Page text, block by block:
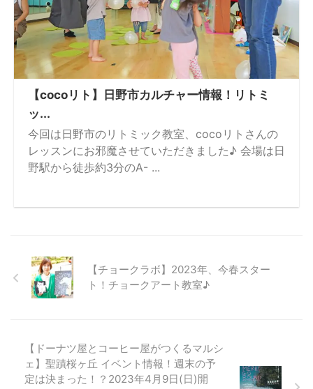
【cocoリト】日野市カルチャー情報！リトミ
ッ...
今回は日野市のリトミック教室、cocoリトさんの
レッスンにお邪魔させていただきました♪ 会場は日
野駅から徒歩約3分のA- ...
【チョークラボ】2023年、今春スター
ト！チョークアート教室♪
【ドーナツ屋とコーヒー屋がつくるマルシ
ェ】聖蹟桜ヶ丘 イベント情報！週末の予
定は決まった！？2023年4月9日(日)開